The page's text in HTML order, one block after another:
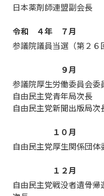
日本薬剤師連盟副会長
令和 ４年 ７月
参議院議員当選（第２６
９月
参議院厚生労働委員会委
自由民主党青年局次長
自由民主党新聞出版局次
１０月
自由民主党厚生関係団
１２月
自由民主党戦没者遺骨